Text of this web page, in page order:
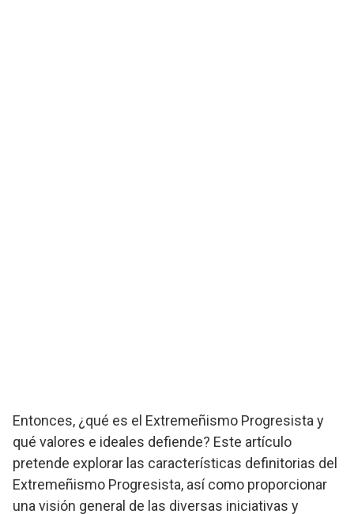
Entonces, ¿qué es el Extremeñismo Progresista y
qué valores e ideales defiende? Este artículo
pretende explorar las características definitorias del
Extremeñismo Progresista, así como proporcionar
una visión general de las diversas iniciativas y